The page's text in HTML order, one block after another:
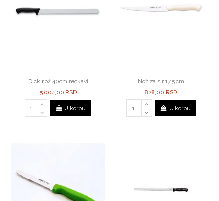
Dick nož 40cm reckavi
5.004,00 RSD
U korpu
Nož za sir 17,5 cm
828,00 RSD
U korpu